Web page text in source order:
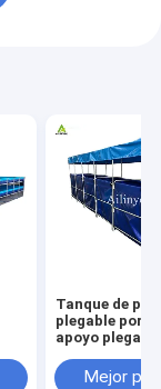
Tanque de
plegable
apoyo
agricultura
Mejor